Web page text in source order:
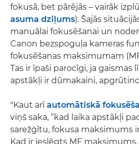
fokusā, bet pārējās – vairāk
asuma dziļums). Šajās
manuālai fokusēšanai un
Canon bezspoguļa kameras
fokusēšanas maksimumam
Tas ir īpaši parocīgi, ja gaismas
apstākļi ir dūmakaini,
"Kaut arīautomātiskā
viņš saka, “kad laika apstākļi
sarežģītu, fokusa maksimums
Kad ir ieslēgts MF